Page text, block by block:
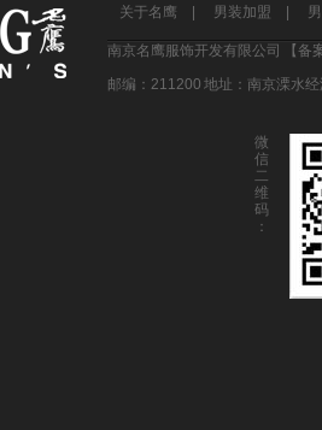
关于名鹰 男装加盟
南京名鹰服饰开发有限公司 【备
邮编：211200 地址：南京溧水
微
信
二
维
码
：